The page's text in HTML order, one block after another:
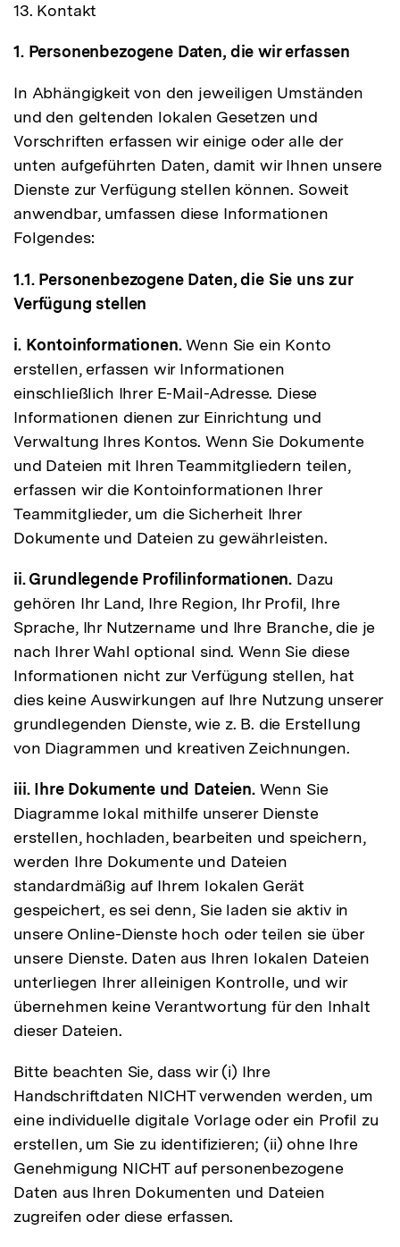
13. Kontakt
1. Personenbezogene Daten, die wir erfassen
In Abhängigkeit von den jeweiligen Umständen
und den geltenden lokalen Gesetzen und
Vorschriften erfassen wir einige oder alle der
unten aufgeführten Daten, damit wir Ihnen unsere
Dienste zur Verfügung stellen können. Soweit
anwendbar, umfassen diese Informationen
Folgendes:
1.1. Personenbezogene Daten, die Sie uns zur
Verfügung stellen
i. Kontoinformationen.Wenn Sie ein Konto
erstellen, erfassen wir Informationen
einschließlich Ihrer E-Mail-Adresse. Diese
Informationen dienen zur Einrichtung und
Verwaltung Ihres Kontos. Wenn Sie Dokumente
und Dateien mit Ihren Teammitgliedern teilen,
erfassen wir die Kontoinformationen Ihrer
Teammitglieder, um die Sicherheit Ihrer
Dokumente und Dateien zu gewährleisten.
ii. Grundlegende Profilinformationen. Dazu
gehören Ihr Land, Ihre Region, Ihr Profil, Ihre
Sprache, Ihr Nutzername und Ihre Branche, die je
nach Ihrer Wahl optional sind. Wenn Sie diese
Informationen nicht zur Verfügung stellen, hat
dies keine Auswirkungen auf Ihre Nutzung unserer
grundlegenden Dienste, wie z. B. die Erstellung
von Diagrammen und kreativen Zeichnungen.
iii. Ihre Dokumente und Dateien.Wenn Sie
Diagramme lokal mithilfe unserer Dienste
erstellen, hochladen, bearbeiten und speichern,
werden Ihre Dokumente und Dateien
standardmäßig auf Ihrem lokalen Gerät
gespeichert, es sei denn, Sie laden sie aktiv in
unsere Online-Dienste hoch oder teilen sie über
unsere Dienste. Daten aus Ihren lokalen Dateien
unterliegen Ihrer alleinigen Kontrolle, und wir
übernehmen keine Verantwortung für den Inhalt
dieser Dateien.
Bitte beachten Sie, dass wir (i) Ihre
Handschriftdaten NICHT verwenden werden, um
eine individuelle digitale Vorlage oder ein Profil zu
erstellen, um Sie zu identifizieren; (ii) ohne Ihre
Genehmigung NICHT auf personenbezogene
Daten aus Ihren Dokumenten und Dateien
zugreifen oder diese erfassen.